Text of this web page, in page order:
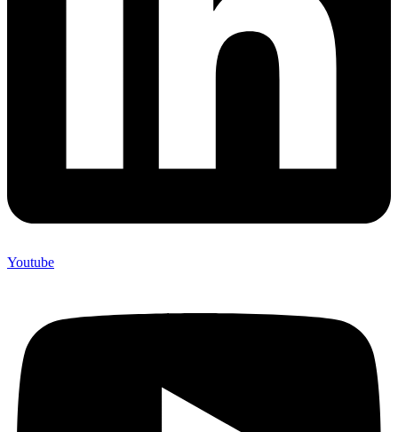
Youtube